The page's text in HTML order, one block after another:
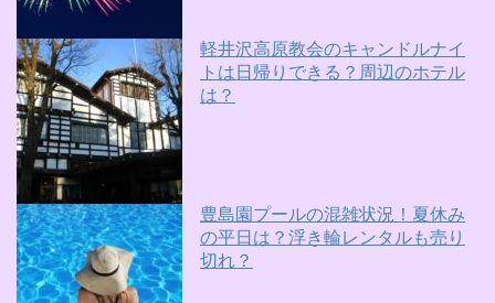
軽井沢高原教会のキャンドルナイ
トは日帰りできる？周辺のホテル
は？
豊島園プールの混雑状況！夏休み
の平日は？浮き輪レンタルも売り
切れ？